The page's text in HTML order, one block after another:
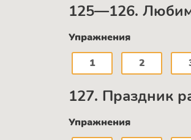
125—126.
Упражнения
1
2
127. Праздник
Упражнения